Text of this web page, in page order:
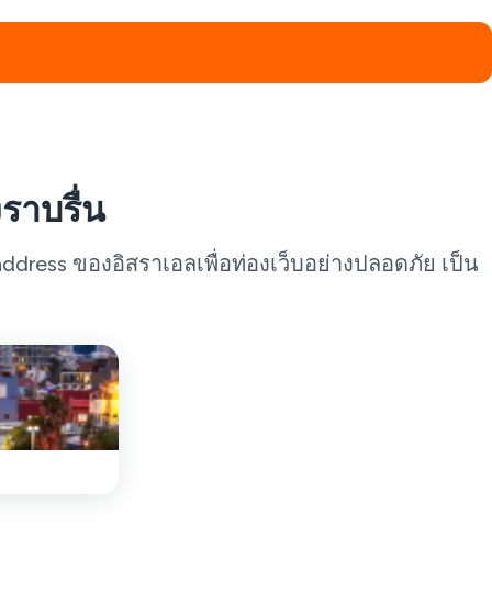
าบรื่น
ของอิสราเอลเพื่อท่องเว็บอย่างปลอดภัย เป็น